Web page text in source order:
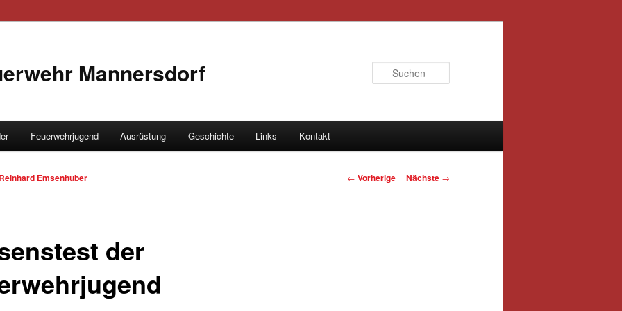
Mannersdorf
Feuerwehrjugend Ausrüstung Geschichte Links Kontakt
Artikelnavigation
← Vorherige Nächste →
der
Reinhard Emsenhuber